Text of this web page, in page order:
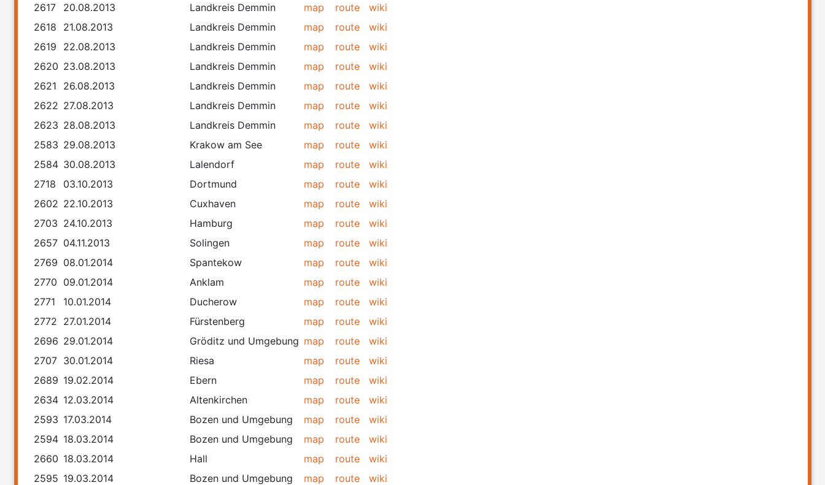
2617
20.08.2013 Landkreis Demmin map route
wiki
2618
21.08.2013 Landkreis Demmin map route
wiki
2619
22.08.2013 Landkreis Demmin map route
wiki
2620 23.08.2013 Landkreis Demmin map route
wiki
2621
26.08.2013 Landkreis Demmin map route
wiki
2622 27.08.2013 Landkreis Demmin map route
wiki
2623 28.08.2013 Landkreis Demmin map route
wiki
2583 29.08.2013 Krakow am See map route
wiki
2584 30.08.2013 Lalendorf map route
wiki
2718
03.10.2013 Dortmund map route
wiki
2602 22.10.2013 Cuxhaven map route
wiki
2703 24.10.2013 Hamburg map route
wiki
2657 04.11.2013 Solingen map route
wiki
2769 08.01.2014 Spantekow map route
wiki
2770 09.01.2014 Anklam map route
wiki
2771
10.01.2014 Ducherow map route
wiki
2772 27.01.2014 Fürstenberg map route
wiki
2696 29.01.2014 Gröditz und Umgebung map route
wiki
2707 30.01.2014 Riesa map route
wiki
2689 19.02.2014 Ebern map route
wiki
2634 12.03.2014 Altenkirchen map route
wiki
2593 17.03.2014 Bozen und Umgebung map route
wiki
2594 18.03.2014 Bozen und Umgebung map route
wiki
2660 18.03.2014 Hall map route
wiki
2595 19.03.2014 Bozen und Umgebung map route
wiki